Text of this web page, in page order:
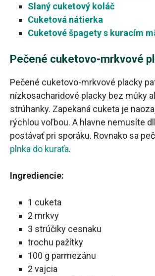
Slaný cuketový koláč
Cuketová nátierka
Cuketové špagety s kuracím
Pečené cuketovo-mrkvové
Pečené cuketovo-mrkvové placky
nízkosacharidové placky bez múky
strúhanky. Zapekaná cuketa je
rýchlou voľbou. A hlavne nemusíte
postávať pri sporáku. Rovnako sa
plnka do kuraťa.
Ingrediencie:
1 cuketa
2 mrkvy
3 strúčiky cesnaku
trochu pažítky
100 g parmezánu
2 vajcia